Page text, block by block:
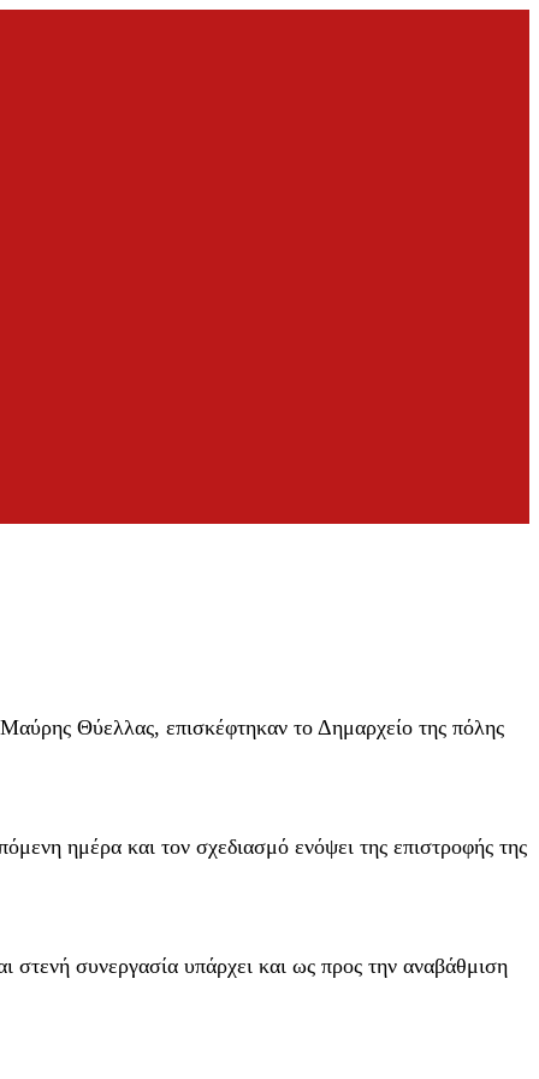
Θύελλας, επισκέφτηκαν το Δημαρχείο της πόλης
ημέρα και τον σχεδιασμό ενόψει της επιστροφής της
στενή συνεργασία υπάρχει και ως προς την αναβάθμιση